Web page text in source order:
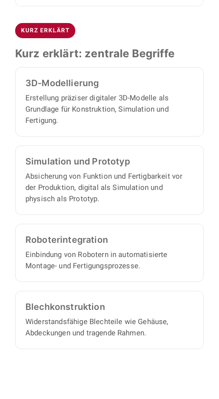
proaktiv und eigenverantwortlich und liefern
Ihnen einen vollständigen Satz an
Konstruktionsunterlagen, mit minimalem
Abdeckungen.
Autodesk Inventor. Sie erhalten vollständige 3D-
CAD-Daten, Baugruppen- und
Montagezeichnungen, Einzelteilzeichnungen
sowie strukturierte Stücklisten, mit denen sich
oder fertigen lassen.
KURZ ERKLÄRT
Kurz erklärt: zentrale Begriffe
3D-Modellierung
Erstellung präziser digitaler 3D-Modelle als
Grundlage für Konstruktion, Simulation und
Fertigung.
Simulation und Prototyp
Absicherung von Funktion und Fertigbarkeit vor
der Produktion, digital als Simulation und
physisch als Prototyp.
Roboter­integration
Einbindung von Robotern in automatisierte
Montage- und Fertigungsprozesse.
Blech­konstruktion
Widerstandsfähige Blechteile wie Gehäuse,
Abdeckungen und tragende Rahmen.